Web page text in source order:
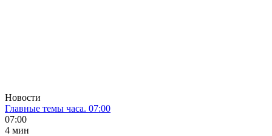
Новости
Главные темы часа. 07:00
07:00
4 мин